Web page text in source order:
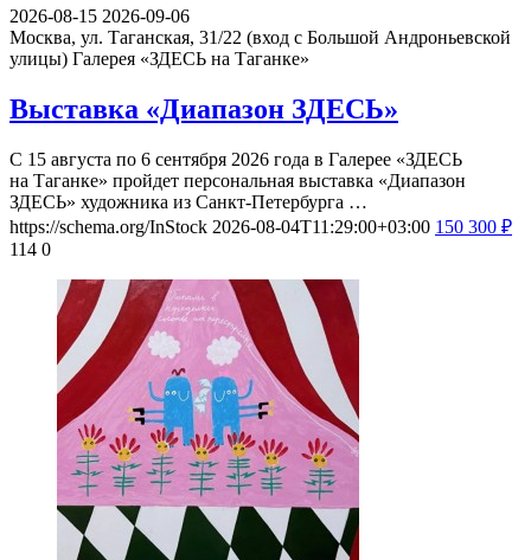
2026-08-15 2026-09-06
Москва, ул. Таганская, 31/22 (вход с Большой Андроньевской
улицы) Галерея «ЗДЕСЬ на Таганке»
Выставка «Диапазон ЗДЕСЬ»
С 15 августа по 6 сентября 2026 года в Галерее «ЗДЕСЬ
на Таганке» пройдет персональная выставка «Диапазон
ЗДЕСЬ» художника из Санкт-Петербурга …
https://schema.org/InStock 2026-08-04T11:29:00+03:00 150 300 ₽
114 0